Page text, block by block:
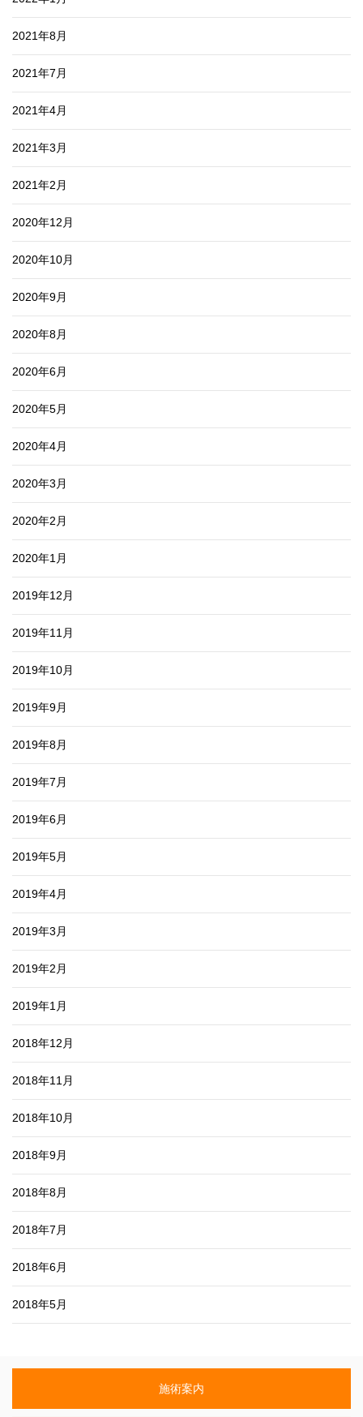
2021年8月
2021年7月
2021年4月
2021年3月
2021年2月
2020年12月
2020年10月
2020年9月
2020年8月
2020年6月
2020年5月
2020年4月
2020年3月
2020年2月
2020年1月
2019年12月
2019年11月
2019年10月
2019年9月
2019年8月
2019年7月
2019年6月
2019年5月
2019年4月
2019年3月
2019年2月
2019年1月
2018年12月
2018年11月
2018年10月
2018年9月
2018年8月
2018年7月
2018年6月
2018年5月
施術案内